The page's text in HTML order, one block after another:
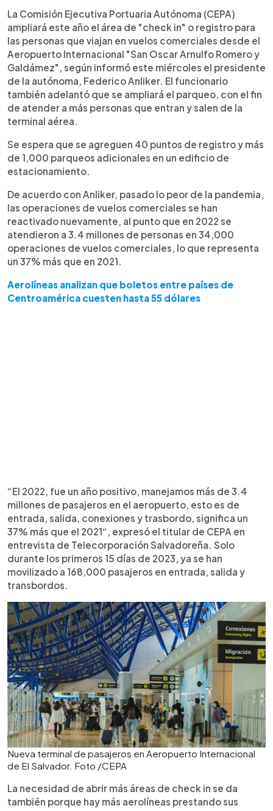
► Escuchar artículo
La Comisión Ejecutiva Portuaria Autónoma (CEPA)
ampliará este año el área de "check in" o registro para
las personas que viajan en vuelos comerciales desde el
Aeropuerto Internacional "San Oscar Arnulfo Romero y
Galdámez", según informó este miércoles el presidente
de la autónoma, Federico Anliker. El funcionario
también adelantó que se ampliará el parqueo, con el fin
de atender a más personas que entran y salen de la
terminal aérea.
Se espera que se agreguen 40 puntos de registro y más
de 1,000 parqueos adicionales en un edificio de
estacionamiento.
De acuerdo con Anliker, pasado lo peor de la pandemia,
las operaciones de vuelos comerciales se han
reactivado nuevamente, al punto que en 2022 se
atendieron a 3.4 millones de personas en 34,000
operaciones de vuelos comerciales, lo que representa
un 37% más que en 2021.
Aerolíneas analizan que boletos entre países de
Centroamérica cuesten hasta 55 dólares
“El 2022, fue un año positivo, manejamos más de 3.4
millones de pasajeros en el aeropuerto, esto es de
entrada, salida, conexiones y trasbordo, significa un
37% más que el 2021“, expresó el titular de CEPA en
entrevista de Telecorporación Salvadoreña. Solo
durante los primeros 15 días de 2023, ya se han
movilizado a 168,000 pasajeros en entrada, salida y
transbordos.
Nueva terminal de pasajeros en Aeropuerto Internacional
de El Salvador. Foto /CEPA
La necesidad de abrir más áreas de check in se da
también porque hay más aerolíneas prestando sus